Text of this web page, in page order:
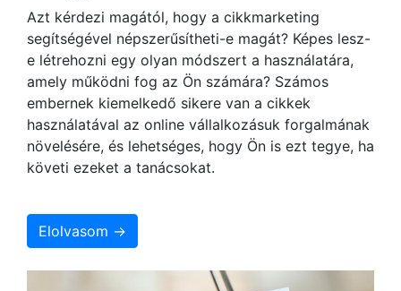
Azt kérdezi magától, hogy a cikkmarketing
segítségével népszerűsítheti-e magát? Képes lesz-
e létrehozni egy olyan módszert a használatára,
amely működni fog az Ön számára? Számos
embernek kiemelkedő sikere van a cikkek
használatával az online vállalkozásuk forgalmának
növelésére, és lehetséges, hogy Ön is ezt tegye, ha
követi ezeket a tanácsokat.
Elolvasom →